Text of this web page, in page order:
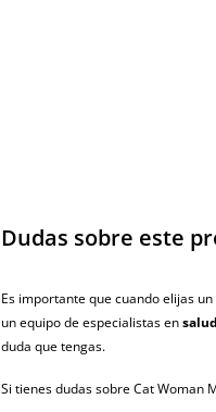
Dudas sobre este
Es importante que cuando elijas
un equipo de especialistas en
duda que tengas.
Si tienes dudas sobre Cat Woman